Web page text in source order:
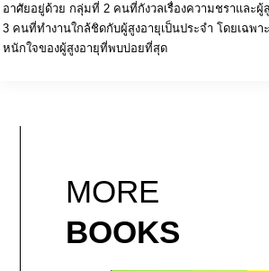
อาศัยอยู่ด้วย กลุ่มที่ 2 คนที่กังวลเรื่องความชราและผู้
3 คนที่ทำงานใกล้ชิดกับผู้สูงอายุเป็นประจำ โดยเฉพา
หนักใจของผู้สูงอายุที่พบบ่อยที่สุด
MORE
BOOKS